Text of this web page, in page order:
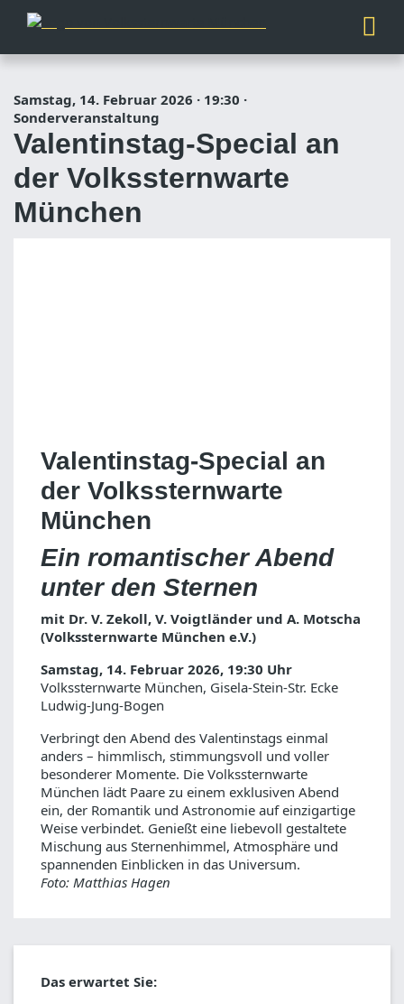
Samstag, 14. Februar 2026 · 19:30 ·
Sonderveranstaltung
Valentinstag-Special an
der Volkssternwarte
München
Valentinstag-Special an
der Volkssternwarte
München
Ein romantischer Abend
unter den Sternen
mit Dr. V. Zekoll, V. Voigtländer und A. Motscha
(Volkssternwarte München e.V.)
Samstag, 14. Februar 2026, 19:30 Uhr
Volkssternwarte München, Gisela-Stein-Str. Ecke
Ludwig-Jung-Bogen
Verbringt den Abend des Valentinstags einmal
anders – himmlisch, stimmungsvoll und voller
besonderer Momente. Die Volkssternwarte
München lädt Paare zu einem exklusiven Abend
ein, der Romantik und Astronomie auf einzigartige
Weise verbindet. Genießt eine liebevoll gestaltete
Mischung aus Sternenhimmel, Atmosphäre und
spannenden Einblicken in das Universum.
Foto: Matthias Hagen
Das erwartet Sie: